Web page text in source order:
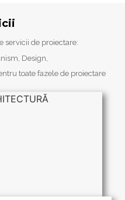
servicii de proiectare:
Design,
toate fazele de proiectare